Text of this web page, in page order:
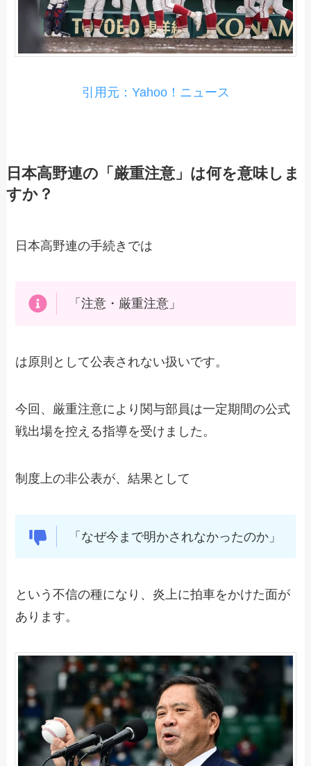
引用元：Yahoo！ニュース
日本高野連の「厳重注意」は何を意味しま
すか？
日本高野連の手続きでは
「注意・厳重注意」
は原則として公表されない扱いです。
今回、厳重注意により関与部員は一定期間の公式
戦出場を控える指導を受けました。
制度上の非公表が、結果として
「なぜ今まで明かされなかったのか」
という不信の種になり、炎上に拍車をかけた面が
あります。